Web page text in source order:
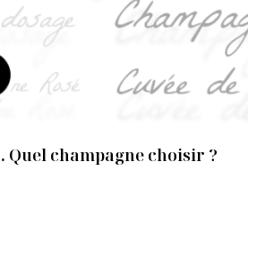
champagne choisir ?